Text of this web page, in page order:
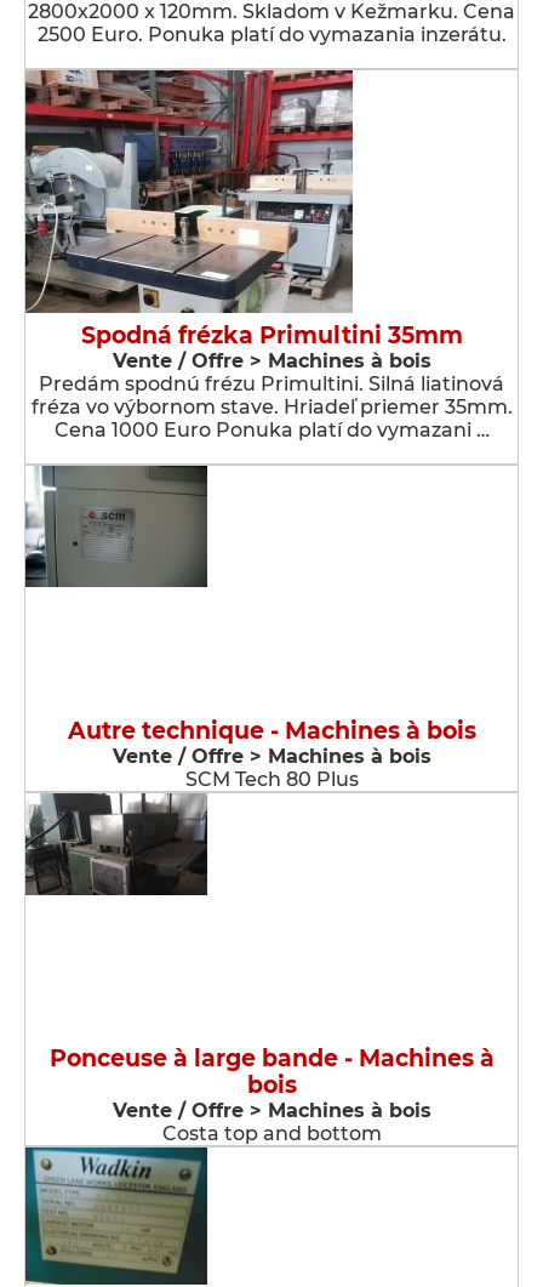
2800x2000 x 120mm. Skladom v Kežmarku. Cena
2500 Euro. Ponuka platí do vymazania inzerátu.
Spodná frézka Primultini 35mm
Vente / Offre > Machines à bois
Predám spodnú frézu Primultini. Silná liatinová
fréza vo výbornom stave. Hriadeľ priemer 35mm.
Cena 1000 Euro Ponuka platí do vymazani …
Autre technique - Machines à bois
Vente / Offre > Machines à bois
SCM Tech 80 Plus
Ponceuse à large bande - Machines à
bois
Vente / Offre > Machines à bois
Costa top and bottom